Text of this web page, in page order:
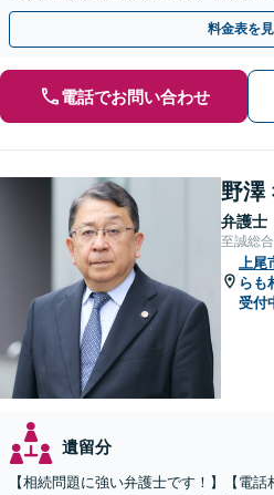
い。遺言書作成もサポート【初回面談30
料金表を
電話でお問い合わせ
野澤
弁護士
至誠総
上尾
らも
受付
遺留分
【相続問題に強い弁護士です！】【電